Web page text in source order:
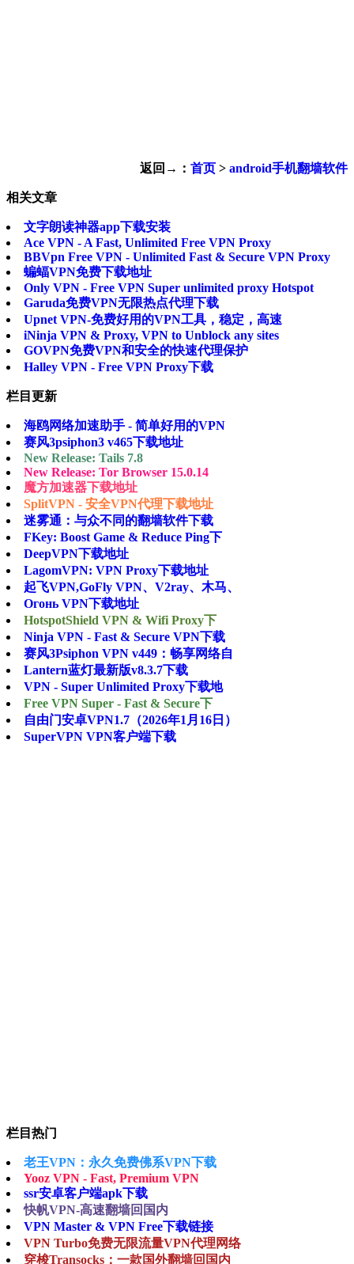
返回→： 首页 > android手机翻墙软件
相关文章
文字朗读神器app下载安装
Ace VPN - A Fast, Unlimited Free VPN Proxy
BBVpn Free VPN - Unlimited Fast & Secure VPN Proxy
蝙蝠VPN免费下载地址
Only VPN - Free VPN Super unlimited proxy Hotspot
Garuda免费VPN无限热点代理下载
Upnet VPN-免费好用的VPN工具，稳定，高速
iNinja VPN & Proxy, VPN to Unblock any sites
GOVPN免费VPN和安全的快速代理保护
Halley VPN - Free VPN Proxy下载
栏目更新
海鸥网络加速助手 - 简单好用的VPN
赛风3psiphon3 v465下载地址
New Release: Tails 7.8
New Release: Tor Browser 15.0.14
魔方加速器下载地址
SplitVPN - 安全VPN代理下载地址
迷雾通：与众不同的翻墙软件下载
FKey: Boost Game & Reduce Ping下
DeepVPN下载地址
LagomVPN: VPN Proxy下载地址
起飞VPN,GoFly VPN、V2ray、木马、
Огонь VPN下载地址
HotspotShield VPN & Wifi Proxy下
Ninja VPN - Fast & Secure VPN下载
赛风3Psiphon VPN v449：畅享网络自
Lantern蓝灯最新版v8.3.7下载
VPN - Super Unlimited Proxy下载地
Free VPN Super - Fast & Secure下
自由门安卓VPN1.7（2026年1月16日）
SuperVPN VPN客户端下载
栏目热门
老王VPN：永久免费佛系VPN下载
Yooz VPN - Fast, Premium VPN
ssr安卓客户端apk下载
快帆VPN-高速翻墙回国内
VPN Master & VPN Free下载链接
VPN Turbo免费无限流量VPN代理网络
穿梭Transocks：一款国外翻墙回国内